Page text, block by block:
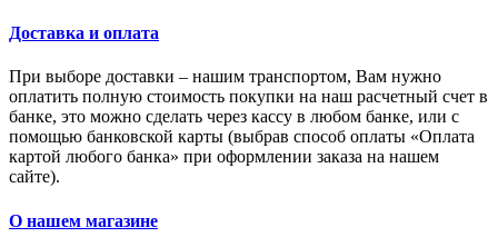
Доставка и оплата
При выборе доставки – нашим транспортом, Вам нужно
оплатить полную стоимость покупки на наш расчетный счет в
банке, это можно сделать через кассу в любом банке, или с
помощью банковской карты (выбрав способ оплаты «Оплата
картой любого банка» при оформлении заказа на нашем
сайте).
О нашем магазине